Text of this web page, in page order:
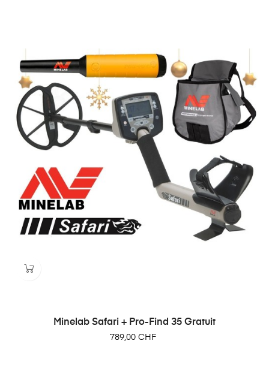
Minelab Safari + Pro-Find 35 Gratuit
Prix
789,00 CHF